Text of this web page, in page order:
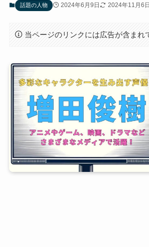
話題の人物 2024年6月9日 2024年11月6日
当ページのリンクには広告が含まれ